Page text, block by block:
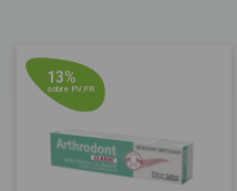
13%
sobre P.V.P.R